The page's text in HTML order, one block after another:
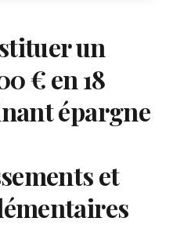
un
€ en 18
épargne
et